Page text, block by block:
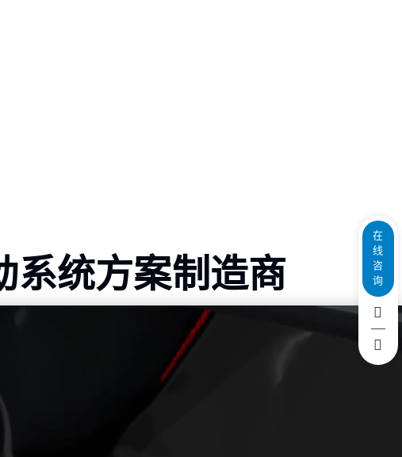
统方案制造商
在
线
咨
询